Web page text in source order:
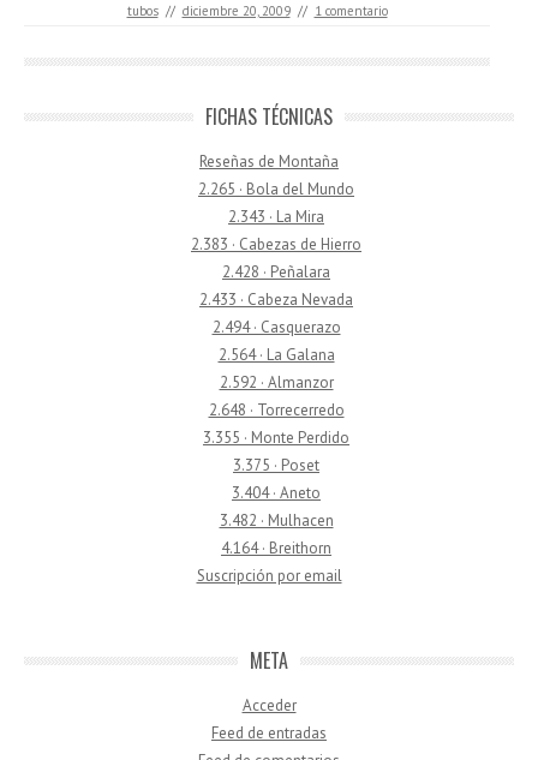
tubos // diciembre 20, 2009 // 1 comentario
FICHAS TÉCNICAS
Reseñas de Montaña
2.265 · Bola del Mundo
2.343 · La Mira
2.383 · Cabezas de Hierro
2.428 · Peñalara
2.433 · Cabeza Nevada
2.494 · Casquerazo
2.564 · La Galana
2.592 · Almanzor
2.648 · Torrecerredo
3.355 · Monte Perdido
3.375 · Poset
3.404 · Aneto
3.482 · Mulhacen
4.164 · Breithorn
Suscripción por email
META
Acceder
Feed de entradas